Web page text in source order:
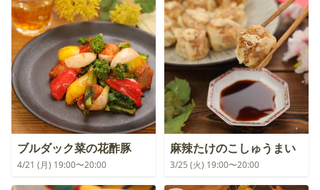
ブルダック菜の花酢豚
4/21 (月) 19:00〜20:00
麻辣たけのこしゅうまい
3/25 (火) 19:00〜20:00